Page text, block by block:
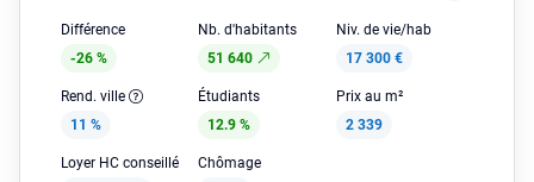
Différence
-26 %
Nb. d'habitants
51 640
Niv. de vie/hab
17 300 €
Rend. ville
11 %
Étudiants
12.9 %
Prix au m²
2 339
Loyer HC conseillé
Chômage